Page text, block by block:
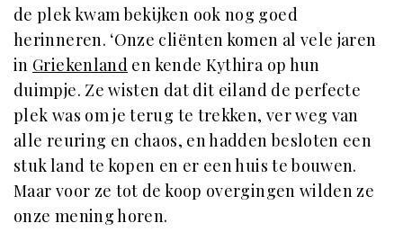
de plek kwam bekijken ook nog goed
herinneren. ‘Onze cliënten komen al vele jaren
in Griekenland en kende Kythira op hun
duimpje. Ze wisten dat dit eiland de perfecte
plek was om je terug te trekken, ver weg van
alle reuring en chaos, en hadden besloten een
stuk land te kopen en er een huis te bouwen.
Maar voor ze tot de koop overgingen wilden ze
onze mening horen.